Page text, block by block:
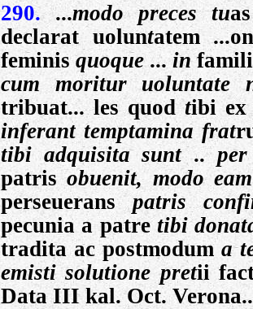
290.
...modo preces tu
declarat uoluntatem
feminisquoque...in
cum moritur uoluntate
tribuat... les quodtibi
inferant temptamina frat
tibi adquisita sunt..
patrisobuenit, modo eam
perseueranspatris
pecunia a patre tibi
tradita ac postmodum a
emisti solutione pretii
Data III kal.Oct.